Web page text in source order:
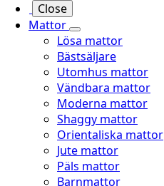
Close
Mattor
Lösa mattor
Bästsäljare
Utomhus mattor
Vändbara mattor
Moderna mattor
Shaggy mattor
Orientaliska mattor
Jute mattor
Päls mattor
Barnmattor